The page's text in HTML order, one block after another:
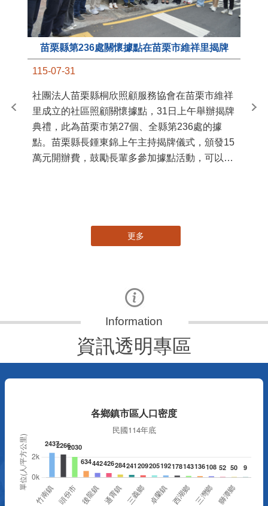
苗栗縣第236處關懷據點在苗栗市維祥里揭牌
115-07-31
社團法人苗栗縣桐欣照顧服務協會在苗栗市維祥
里成立的社區照顧關懷據點，31日上午舉辦揭牌
典禮，此為苗栗市第27個、全縣第236處的據
點。苗栗縣長鍾東錦上午主持揭牌儀式，頒發15
萬元開辦費，鼓勵長輩多參加據點活動，可以更
苗
更多
資訊透明專區